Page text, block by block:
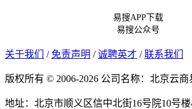
易搜APP下载
易搜公众号
关于我们 / 免责声明 / 诚聘英才 / 联系我们
版权所有 © 2006-2026 公司名称：北京云商
地址：北京市顺义区信中北街16号院10号楼